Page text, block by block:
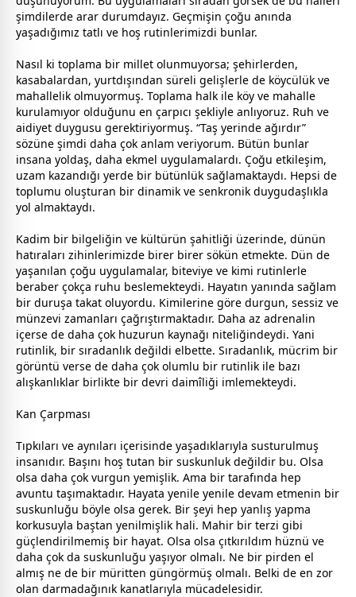
şimdilerde arar durumdayız. Geçmişin çoğu anında
yaşadığımız tatlı ve hoş rutinlerimizdi bunlar.
Nasıl ki toplama bir millet olunmuyorsa; şehirlerden,
kasabalardan, yurtdışından süreli gelişlerle de köycülük ve
mahallelik olmuyormuş. Toplama halk ile köy ve mahalle
kurulamıyor olduğunu en çarpıcı şekliyle anlıyoruz. Ruh ve
aidiyet duygusu gerektiriyormuş. “Taş yerinde ağırdır”
sözüne şimdi daha çok anlam veriyorum. Bütün bunlar
insana yoldaş, daha ekmel uygulamalardı. Çoğu etkileşim,
uzam kazandığı yerde bir bütünlük sağlamaktaydı. Hepsi de
toplumu oluşturan bir dinamik ve senkronik duygudaşlıkla
yol almaktaydı.
Kadim bir bilgeliğin ve kültürün şahitliği üzerinde, dünün
hatıraları zihinlerimizde birer birer sökün etmekte. Dün de
yaşanılan çoğu uygulamalar, biteviye ve kimi rutinlerle
beraber çokça ruhu beslemekteydi. Hayatın yanında sağlam
bir duruşa takat oluyordu. Kimilerine göre durgun, sessiz ve
münzevi zamanları çağrıştırmaktadır. Daha az adrenalin
içerse de daha çok huzurun kaynağı niteliğindeydi. Yani
rutinlik, bir sıradanlık değildi elbette. Sıradanlık, mücrim bir
görüntü verse de daha çok olumlu bir rutinlik ile bazı
alışkanlıklar birlikte bir devri daimîliği imlemekteydi.
Kan Çarpması
Tıpkıları ve aynıları içerisinde yaşadıklarıyla susturulmuş
insanıdır. Başını hoş tutan bir suskunluk değildir bu. Olsa
olsa daha çok vurgun yemişlik. Ama bir tarafında hep
avuntu taşımaktadır. Hayata yenile yenile devam etmenin bir
suskunluğu böyle olsa gerek. Bir şeyi hep yanlış yapma
korkusuyla baştan yenilmişlik hali. Mahir bir terzi gibi
güçlendirilmemiş bir hayat. Olsa olsa çıtkırıldım hüznü ve
daha çok da suskunluğu yaşıyor olmalı. Ne bir pirden el
almış ne de bir müritten güngörmüş olmalı. Belki de en zor
olan darmadağınık kanatlarıyla mücadelesidir.